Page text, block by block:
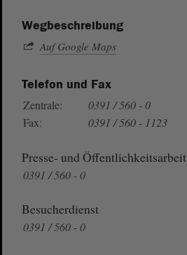
Wegbeschreibung
Auf Google Maps
Telefon und Fax
Zentrale:
0391 / 560 - 0
Fax:
0391 / 560 - 1123
Presse- und Öffentlichkeitsarbeit
0391 / 560 - 0
Besucherdienst
0391 / 560 - 0